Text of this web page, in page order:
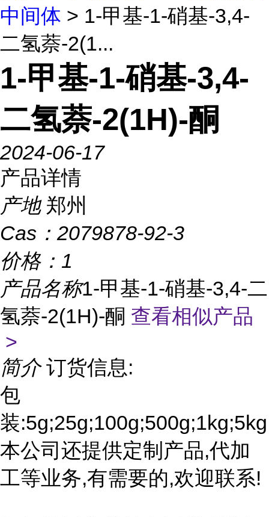
中间体 > 1-甲基-1-硝基-3,4-
二氢萘-2(1...
1-甲基-1-硝基-3,4-
二氢萘-2(1H)-酮
2024-06-17
产品详情
产地 郑州
Cas： 2079878-92-3
价格： 1
产品名称1-甲基-1-硝基-3,4-二
氢萘-2(1H)-酮 查看相似产品
>
简介 订货信息:
包
装:5g;25g;100g;500g;1kg;5kg
本公司还提供定制产品,代加
工等业务,有需要的,欢迎联系!